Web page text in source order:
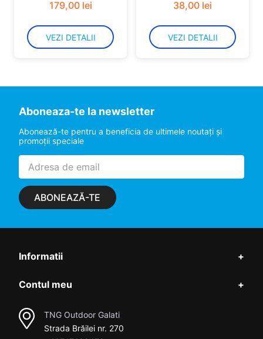
179,00 lei
VEZI DETALII
38,00 lei
VEZI DETALII
Aboneaza-te la newsletter
Abonează-te pentru a beneficia de ultimele noutaţi şi
promoţii speciale
ABONEAZĂ-TE
Informatii +
Contul meu +
TNG Outdoor Galati
Strada Brăilei nr. 270